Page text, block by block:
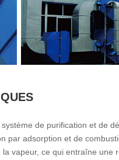
de purification et de
par adsorption et de
vapeur, ce qui entraîne une